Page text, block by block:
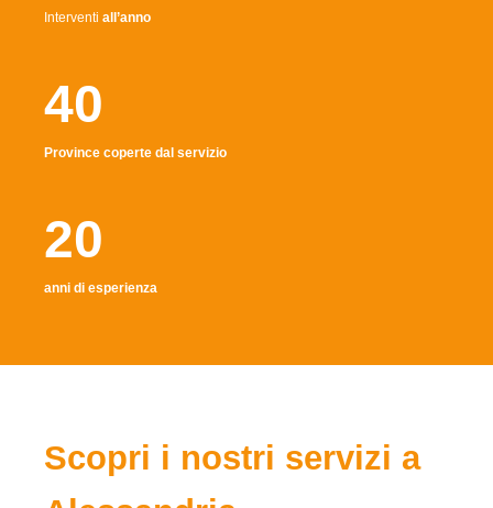
Interventi all’anno
40
Province coperte dal servizio
20
anni di esperienza
Scopri i nostri servizi a